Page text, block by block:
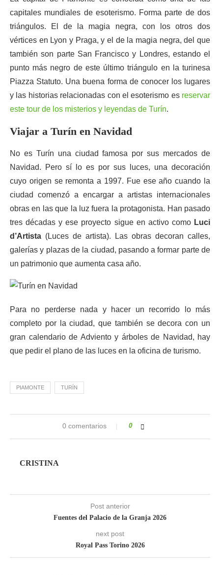
capitales mundiales de esoterismo. Forma parte de dos
triángulos. El de la magia negra, con los otros dos
vértices en Lyon y Praga, y el de la magia negra, del que
también son parte San Francisco y Londres, estando el
punto más negro de este último triángulo en la turinesa
Piazza Statuto. Una buena forma de conocer los lugares
y las historias relacionadas con el esoterismo es reservar
este tour de los misterios y leyendas de Turín.
Viajar a Turín en Navidad
No es Turín una ciudad famosa por sus mercados de
Navidad. Pero sí lo es por sus luces, una decoración
cuyo origen se remonta a 1997. Fue ese año cuando la
ciudad comenzó a encargar a artistas internacionales
obras en las que la luz fuera la protagonista. Han pasado
tres décadas y ese proyecto sigue en activo como Luci
d’Artista (Luces de artista). Las obras decoran calles,
galerías y plazas de la ciudad, pasando a formar parte de
un patrimonio que aumenta casa año.
Para no perderse nada y hacer un recorrido lo más
completo por la ciudad, que también se decora con un
gran calendario de Adviento y árboles de Navidad, hay
que pedir el plano de las luces en la oficina de turismo.
PIAMONTE TURÍN
0 comentarios 0
CRISTINA
Post anterior
Fuentes del Palacio de la Granja 2026
next post
Royal Pass Torino 2026